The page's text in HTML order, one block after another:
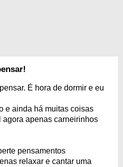
É hora de dormir e eu
e ainda há muitas coisas
agora apenas carneirinhos
pensamentos
relaxar e cantar uma